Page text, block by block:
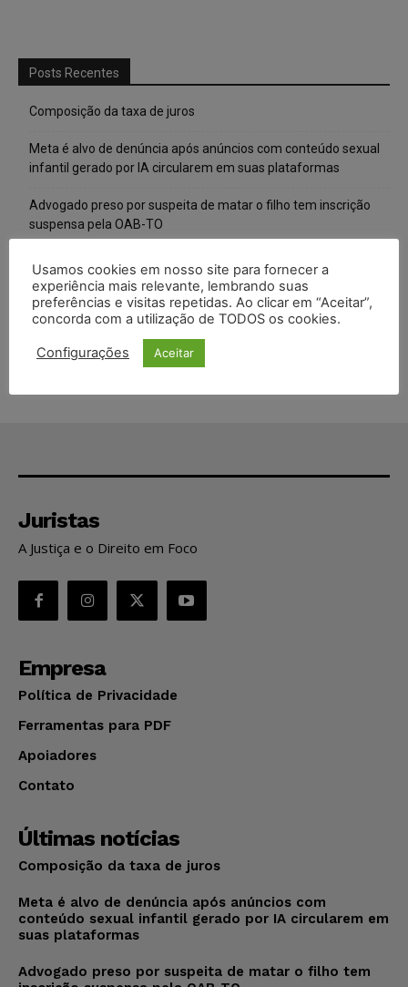
Posts Recentes
Composição da taxa de juros
Meta é alvo de denúncia após anúncios com conteúdo sexual
infantil gerado por IA circularem em suas plataformas
Advogado preso por suspeita de matar o filho tem inscrição
suspensa pela OAB-TO
STF amplia isenção de IBS e CBS na compra de veículos novos
para pessoas com deficiência e autistas de todos os níveis
Justiça do Trabalho mantém justa causa de empregado que
vendia canetas emagrecedoras no local de trabalho
Juristas
A Justiça e o Direito em Foco
Empresa
Política de Privacidade
Ferramentas para PDF
Apoiadores
Contato
Últimas notícias
Composição da taxa de juros
Meta é alvo de denúncia após anúncios com
conteúdo sexual infantil gerado por IA circularem em
suas plataformas
Advogado preso por suspeita de matar o filho tem
Usamos cookies em nosso site para fornecer a
experiência mais relevante, lembrando suas
preferências e visitas repetidas. Ao clicar em “Aceitar”,
concorda com a utilização de TODOS os cookies.
Configurações Aceitar